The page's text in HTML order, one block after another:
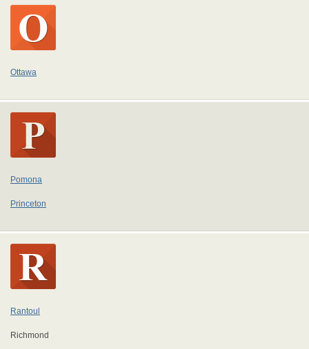
Ottawa
Pomona
Princeton
Rantoul
Richmond